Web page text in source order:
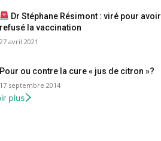
Dr Stéphane Résimont : viré pour avoir
refusé la vaccination
27 avril 2021
Pour ou contre la cure « jus de citron »?
17 septembre 2014
plus